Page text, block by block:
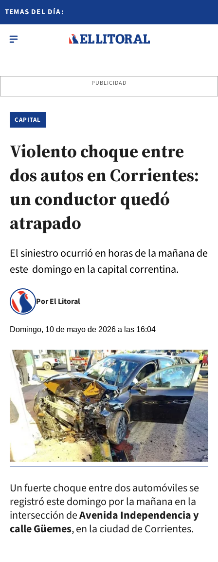
TEMAS DEL DÍA:
PUBLICIDAD
CAPITAL
Violento choque entre
dos autos en Corrientes:
un conductor quedó
atrapado
El siniestro ocurrió en horas de la mañana de
este domingo en la capital correntina.
Por El Litoral
Domingo, 10 de mayo de 2026 a las 16:04
Un fuerte choque entre dos automóviles se
registró este domingo por la mañana en la
intersección deAvenida Independencia y
calle Güemes, en la ciudad de Corrientes.